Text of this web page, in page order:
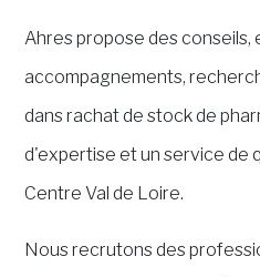
Ahres propose des conseils,
accompagnements,
dans rachat de stock de
d'expertise et un service de
Centre Val de Loire.
Nous recrutons des